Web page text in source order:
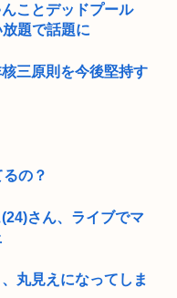
ことデッドプール
題で話題に
三原則を今後堅持す
の？
さん、ライブでマ
丸見えになってしま